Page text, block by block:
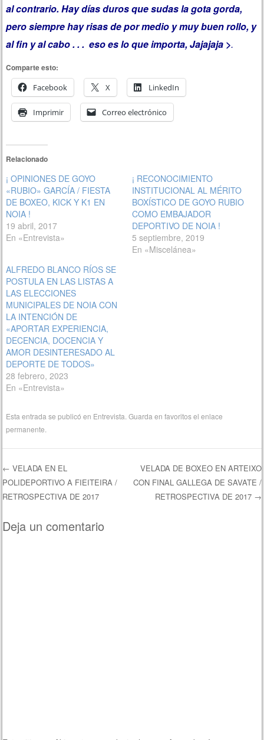
al contrario. Hay días duros que sudas la gota gorda,
pero siempre hay risas de por medio y muy buen rollo, y
al fin y al cabo . . . eso es lo que importa, Jajajaja >.
Comparte esto:
Facebook
X LinkedIn
Imprimir Correo electrónico
Relacionado
¡ OPINIONES DE GOYO
«RUBIO» GARCÍA / FIESTA
DE BOXEO, KICK Y K1 EN
NOIA !
19 abril, 2017
En «Entrevista»
¡ RECONOCIMIENTO
INSTITUCIONAL AL MÉRITO
BOXÍSTICO DE GOYO RUBIO
COMO EMBAJADOR
DEPORTIVO DE NOIA !
5 septiembre, 2019
En «Miscelánea»
ALFREDO BLANCO RÍOS SE
POSTULA EN LAS LISTAS A
LAS ELECCIONES
MUNICIPALES DE NOIA CON
LA INTENCIÓN DE
«APORTAR EXPERIENCIA,
DECENCIA, DOCENCIA Y
AMOR DESINTERESADO AL
DEPORTE DE TODOS»
28 febrero, 2023
En «Entrevista»
Esta entrada se publicó en Entrevista . Guarda en favoritos elenlace
permanente
Navegación de entradas
← VELADA EN EL
POLIDEPORTIVO A FIEITEIRA /
RETROSPECTIVA DE 2017
VELADA DE BOXEO EN ARTEIXO
CON FINAL GALLEGA DE SAVATE /
RETROSPECTIVA DE 2017 →
Deja un comentario